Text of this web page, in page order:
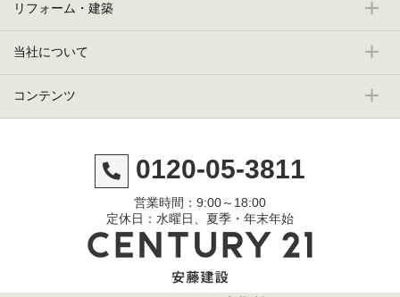
リフォーム・建築
当社について
コンテンツ
0120-05-3811
営業時間：9:00～18:00
定休日：水曜日、夏季・年末年始